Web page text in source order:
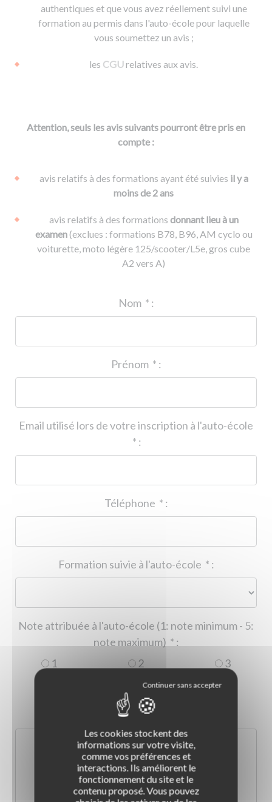
authentiques et que vous avez réellement suivi une
formation au permis dans l'auto-école pour laquelle
vous soumettez un avis ;
les CGUrelatives aux avis.
Attention, seuls les avis suivants pourront être pris en
compte :
avis relatifs à des formations ayant été suivies il y a
moins de 2 ans
avis relatifs à des formations donnant lieu à un
examen(exclues : formations B78, B96, AM cyclo ou
voiturette, moto légère 125/scooter/L5e, gros cube
A2 vers A)
* :
* :
Email utilisé lors de votre inscription à l'auto-école
* :
* :
* :
Note attribuée à l'auto-école (1: note minimum - 5:
* :
1
2
3
5
Les cookies stockent des
informations sur votre visite,
comme vos préférences et
interactions. Ils améliorent le
fonctionnement du site et le
contenu proposé. Vous pouvez